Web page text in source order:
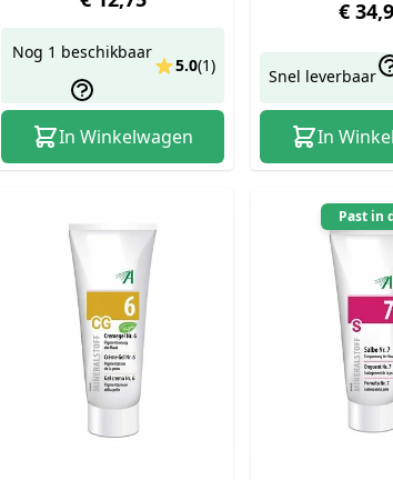
Nog 1 beschikbaar
5.0(1)
In Winkelwagen
€
Snel leverbaar
In
Past in